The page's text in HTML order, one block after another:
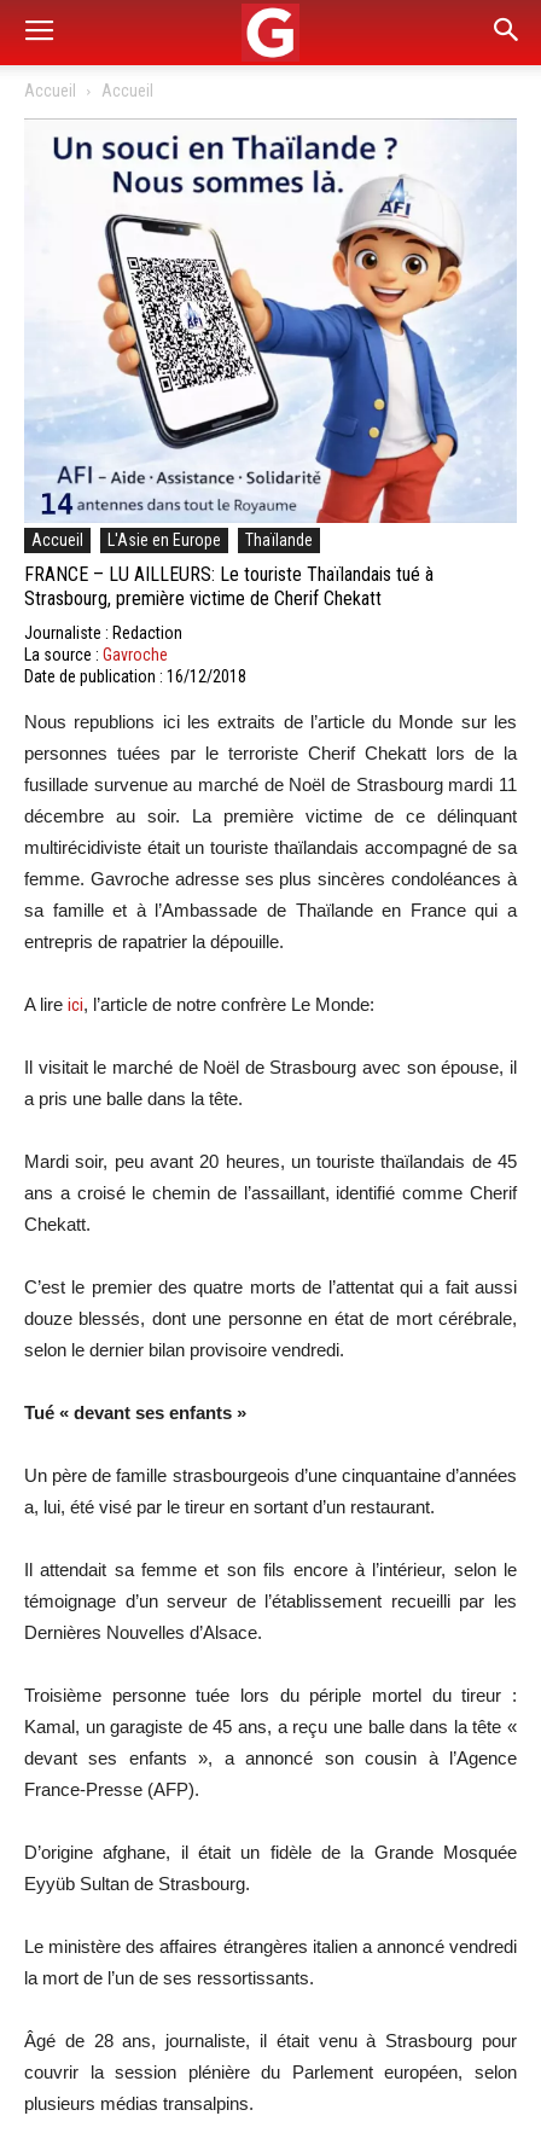
Accueil Accueil
Accueil L'Asie en Europe Thaïlande
FRANCE – LU AILLEURS: Le touriste Thaïlandais tué à
Strasbourg, première victime de Cherif Chekatt
Journaliste : Redaction
La source : Gavroche
Date de publication : 16/12/2018
Nous republions ici les extraits de l’article du Monde sur les
personnes tuées par le terroriste Cherif Chekatt lors de la
fusillade survenue au marché de Noël de Strasbourg mardi 11
décembre au soir. La première victime de ce délinquant
multirécidiviste était un touriste thaïlandais accompagné de sa
femme. Gavroche adresse ses plus sincères condoléances à
sa famille et à l’Ambassade de Thaïlande en France qui a
entrepris de rapatrier la dépouille.
A lire ici, l’article de notre confrère Le Monde:
Il visitait le marché de Noël de Strasbourg avec son épouse, il
a pris une balle dans la tête.
Mardi soir, peu avant 20 heures, un touriste thaïlandais de 45
ans a croisé le chemin de l’assaillant, identifié comme Cherif
Chekatt.
C’est le premier des quatre morts de l’attentat qui a fait aussi
douze blessés, dont une personne en état de mort cérébrale,
selon le dernier bilan provisoire vendredi.
Tué « devant ses enfants »
Un père de famille strasbourgeois d’une cinquantaine d’années
a, lui, été visé par le tireur en sortant d’un restaurant.
Il attendait sa femme et son fils encore à l’intérieur, selon le
témoignage d’un serveur de l’établissement recueilli par les
Dernières Nouvelles d’Alsace.
Troisième personne tuée lors du périple mortel du tireur :
Kamal, un garagiste de 45 ans, a reçu une balle dans la tête «
devant ses enfants », a annoncé son cousin à l’Agence
France-Presse (AFP).
D’origine afghane, il était un fidèle de la Grande Mosquée
Eyyüb Sultan de Strasbourg.
Le ministère des affaires étrangères italien a annoncé vendredi
la mort de l’un de ses ressortissants.
Âgé de 28 ans, journaliste, il était venu à Strasbourg pour
couvrir la session plénière du Parlement européen, selon
plusieurs médias transalpins.